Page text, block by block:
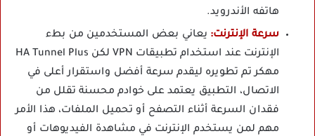
هاتفه الأندرويد.
سرعة الإنترنت: يعاني بعض المستخدمين من بطء
الإنترنت عند استخدام تطبيقات VPN لكن HA Tunnel Plus
مهكر تم تطويره ليقدم سرعة أفضل واستقرار أعلى في
الاتصال، التطبيق يعتمد على خوادم محسنة تقلل من
فقدان السرعة أثناء التصفح أو تحميل الملفات، هذا الأمر
مهم لمن يستخدم الإنترنت في مشاهدة الفيديوهات أو